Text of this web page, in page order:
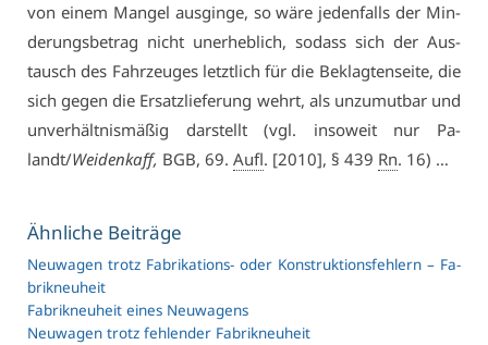
von ei­nem Man­gel aus­gin­ge, so wä­re je­den­falls der Min­
de­rungs­be­trag nicht un­er­heb­lich, so­dass sich der Aus­
tausch des Fahr­zeu­ges letzt­lich für die Be­klag­ten­sei­te, die
sich ge­gen die Er­satz­lie­fe­rung wehrt, als un­zu­mut­bar und
un­ver­hält­nis­mä­ßig dar­stellt (vgl. in­so­weit nur Pa­
landt/Wei­den­kaff, BGB, 69. Aufl. [2010], § 439 Rn. 16) …
Ähn­li­che Bei­trä­ge
Neu­wa­gen trotz Fa­bri­ka­ti­ons- oder Kon­struk­ti­ons­feh­lern – Fa­
brik­neu­heit
Fa­brik­neu­heit ei­nes Neu­wa­gens
Neu­wa­gen trotz feh­len­der Fa­brik­neu­heit